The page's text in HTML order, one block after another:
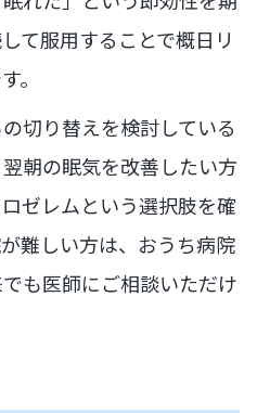
て服用することで概日リ
。
切り替えを検討している
朝の眠気を改善したい方
ゼレムという選択肢を確
難しい方は、おうち病院
も医師にご相談いただけ